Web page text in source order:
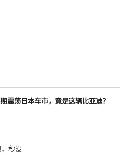
震荡日本车市，竟是这辆比亚迪？
秒没